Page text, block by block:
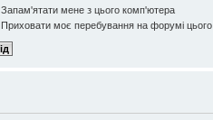
Запам'ятати мене з цього комп'ютера
Приховати моє перебування на форумі